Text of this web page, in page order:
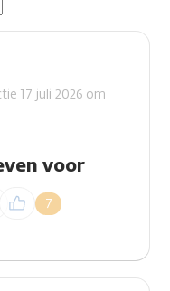
17 juli 2026 om
voor
7
om een
plaatsen